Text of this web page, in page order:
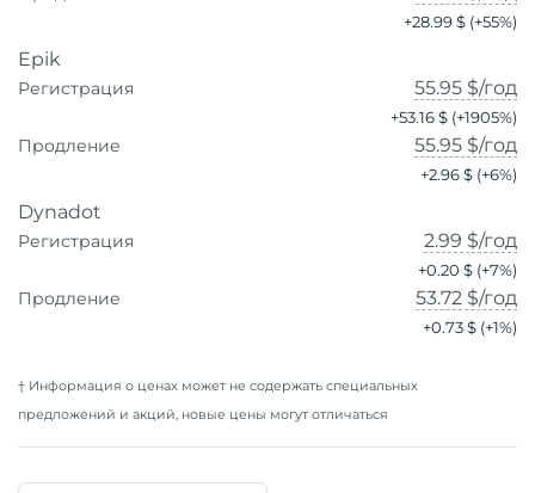
+28.99 $ (+55%)
Epik
Регистрация 55.95 $/год
+53.16 $ (+1905%)
Продление 55.95 $/год
+2.96 $ (+6%)
Dynadot
Регистрация 2.99 $/год
+0.20 $ (+7%)
Продление 53.72 $/год
+0.73 $ (+1%)
† Информация о ценах может не содержать специальных
предложений и акций, новые цены могут отличаться